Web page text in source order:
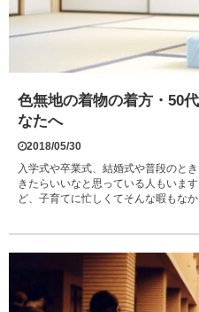
色無地の着物の着方・50
なたへ
2018/05/30
入学式や卒業式、結婚式や普段のと
きたらいいなと思っている人もいま
ど、子育てに忙しくてそんな暇もな